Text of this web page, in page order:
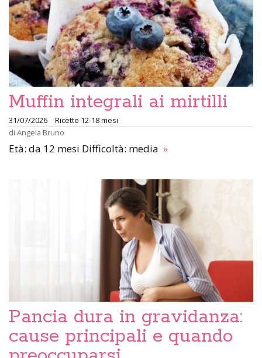
Muffin integrali ai mirtilli
31/07/2026
Ricette 12-18 mesi
di Angela Bruno
Età: da 12 mesi Difficoltà: media »
Pancia dura in gravidanza:
cause principali e quando